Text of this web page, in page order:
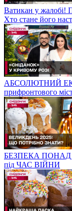
Ватикан у жалобі!
Хто стане його
АБСОЛЮТНИЙ
прифронтового
БЕЗПЕКА ПОНАД
під ЧАС ВІЙНИ